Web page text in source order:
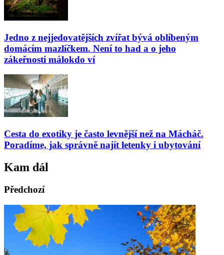
Jedno z nejjedovatějších zvířat bývá oblíbeným
domácím mazlíčkem. Není to had a o jeho
zákeřnosti málokdo ví
Cesta do exotiky je často levnější než na Mácháč.
Poradíme, jak správně najít letenky i ubytování
Kam dál
Předchozí